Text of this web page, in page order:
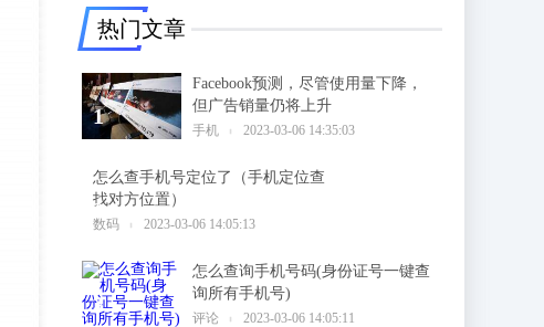
热门文章
Facebook预测，尽管使用量下降，
但广告销量仍将上升
手机 2023-03-06 14:35:03
1
怎么查手机号定位了（手机定位查
找对方位置）
数码 2023-03-06 14:05:13
2
怎么查询手机号码(身份证号一键查
询所有手机号)
评论 2023-03-06 14:05:11
3